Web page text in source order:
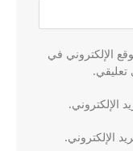
الإلكتروني في
تعليقي.
الإلكتروني.
الإلكتروني.